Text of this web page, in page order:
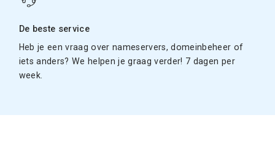
De beste service
Heb je een vraag over nameservers, domeinbeheer of
iets anders? We helpen je graag verder! 7 dagen per
week.